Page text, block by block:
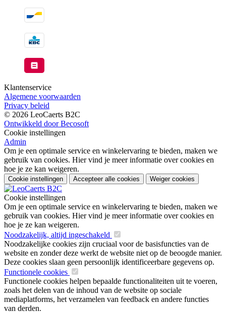
Klantenservice
Algemene voorwaarden
Privacy beleid
© 2026 LeoCaerts B2C
Ontwikkeld door Becosoft
Cookie instellingen
Admin
Om je een optimale service en winkelervaring te bieden, maken we
gebruik van cookies. Hier vind je meer informatie over cookies en
hoe je ze kan weigeren.
Cookie instellingen Accepteer alle cookies Weiger cookies
Cookie instellingen
Om je een optimale service en winkelervaring te bieden, maken we
gebruik van cookies. Hier vind je meer informatie over cookies en
hoe je ze kan weigeren.
Noodzakelijk, altijd ingeschakeld
Noodzakelijke cookies zijn cruciaal voor de basisfuncties van de
website en zonder deze werkt de website niet op de beoogde manier.
Deze cookies slaan geen persoonlijk identificeerbare gegevens op.
Functionele cookies
Functionele cookies helpen bepaalde functionaliteiten uit te voeren,
zoals het delen van de inhoud van de website op sociale
mediaplatforms, het verzamelen van feedback en andere functies
van derden.